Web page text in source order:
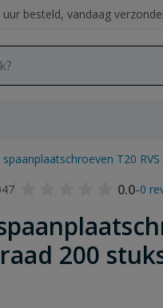
besteld, vandaag
spaanplaatschroeven T20
0.0-0
200